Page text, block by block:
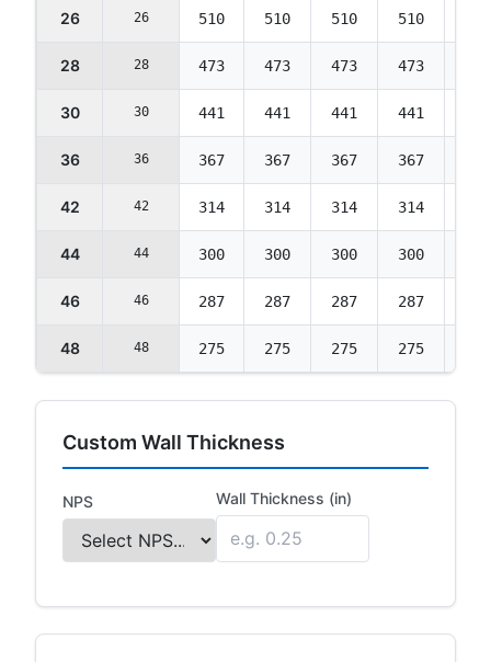
26 26 510 510 510 510
28 28 473 473 473 473
30 30 441 441 441 441
36 36 367 367 367 367
42 42 314 314 314 314
44 44 300 300 300 300
46 46 287 287 287 287
48 48 275 275 275 275
Custom Wall Thickness
NPS Wall Thickness (in)